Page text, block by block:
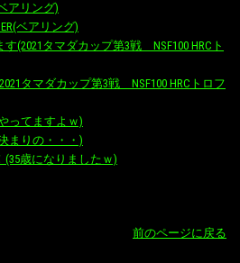
ベアリング)
ベアリング)
(2021タマダカップ第3戦 NSF100 HRCト
タマダカップ第3戦 NSF100 HRCトロフ
ってますよｗ)
まりの・・・)
歳になりましたｗ)
前のページに戻る